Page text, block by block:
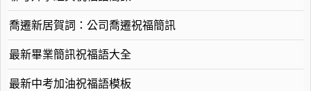
喬遷新居賀詞：公司喬遷祝福簡訊
最新畢業簡訊祝福語大全
最新中考加油祝福語模板